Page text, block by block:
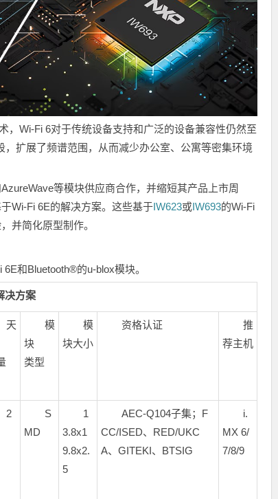
，Wi-Fi 6对于传统设备支持和广泛的设备兼容性仍然至
扩展了频谱范围，从而减少办公室、公寓等密集环境
等模块供应商合作，并缩短其产品上市周
Wi-Fi 6E的解决方案。这些基于IW623或IW693的Wi-Fi
并简化原型制作。
6E和Bluetooth®的u-blox模块。
决方案
天
模
块
类型
模
块大小
资格认证
推
荐主机
2
S
MD
1
3.8x1
9.8x2.
5
AEC-Q104子集；F
CC/ISED、RED/UKC
A、GITEKI、BTSIG
i.
MX 6/
7/8/9